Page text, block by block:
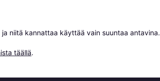
niitä kannattaa käyttää vain suuntaa antavina.
täällä.